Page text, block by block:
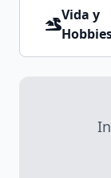
Vida y